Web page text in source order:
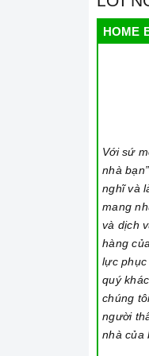
Nhắc
App
Số vân
Số thẻ
Thẻ từ
Chìa
Cơ chế
Nhiệt
Độ ẩm
Đến với
HOME
Với sứ
nhà
nghĩ và
mang
và dịch
hàng
lực phục
quý
chúng
người
nhà của